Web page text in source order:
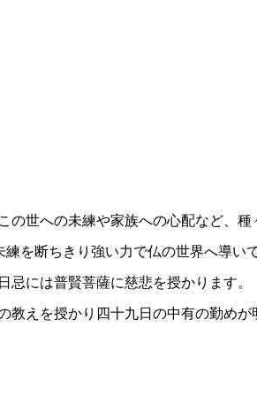
世への未練や家族への心配など、種
を断ちきり強い力で仏の世界へ導い
には普賢菩薩に慈悲を授かります。
えを授かり四十九日の中有の勤めが